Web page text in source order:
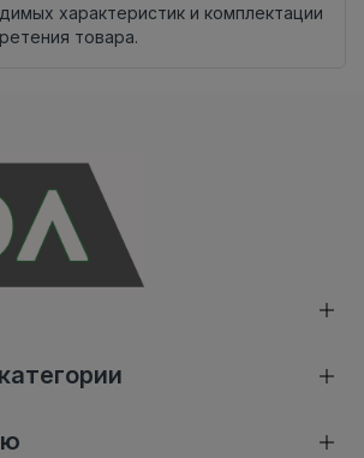
характеристик и комплектации
товара.